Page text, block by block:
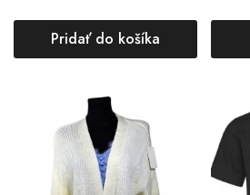
Pridať do košíka